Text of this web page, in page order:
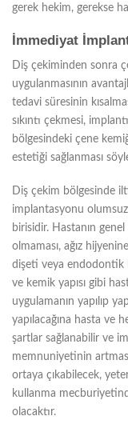
gerek hekim, gerekse
İmmediyat
Diş çekiminden sonra
uygulanmasının
tedavi süresinin
sıkıntı çekmesi,
bölgesindeki çene
estetiği sağlanması
Diş çekim bölgesinde
implantasyonu
birisidir. Hastanın
olmaması, ağız
dişeti veya endodontik
ve kemik yapısı gibi
uygulamanın yapılıp
yapılacağına hasta ve
şartlar sağlanabilir ve
memnuniyetinin
ortaya çıkabilecek,
kullanma
olacaktır.